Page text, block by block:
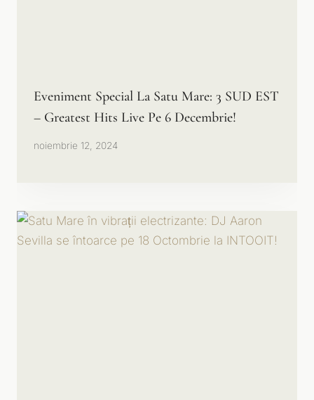
Eveniment Special La Satu Mare: 3 SUD EST
– Greatest Hits Live Pe 6 Decembrie!
noiembrie 12, 2024